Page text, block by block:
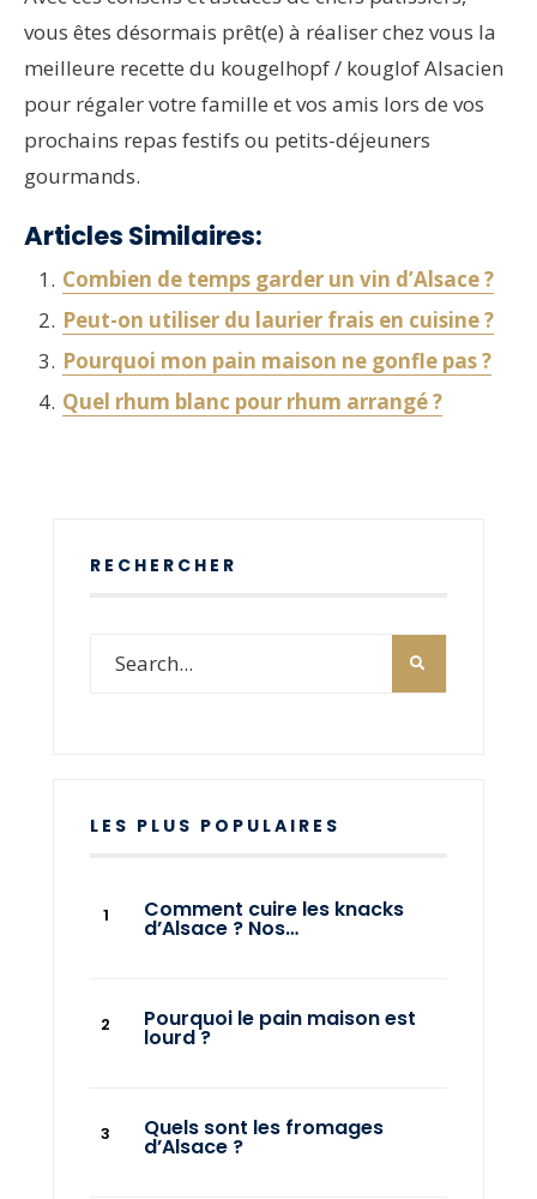
vous êtes désormais prêt(e) à réaliser chez vous la
meilleure recette du kougelhopf / kouglof Alsacien
pour régaler votre famille et vos amis lors de vos
prochains repas festifs ou petits-déjeuners
gourmands.
Articles Similaires:
Combien de temps garder un vin d’Alsace ?
Peut-on utiliser du laurier frais en cuisine ?
Pourquoi mon pain maison ne gonfle pas ?
Quel rhum blanc pour rhum arrangé ?
RECHERCHER
LES PLUS POPULAIRES
Comment cuire les knacks
d’Alsace ? Nos…
Pourquoi le pain maison est
lourd ?
Quels sont les fromages
d’Alsace ?